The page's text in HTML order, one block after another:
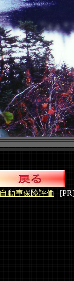
自動車保険評価 | [PR]